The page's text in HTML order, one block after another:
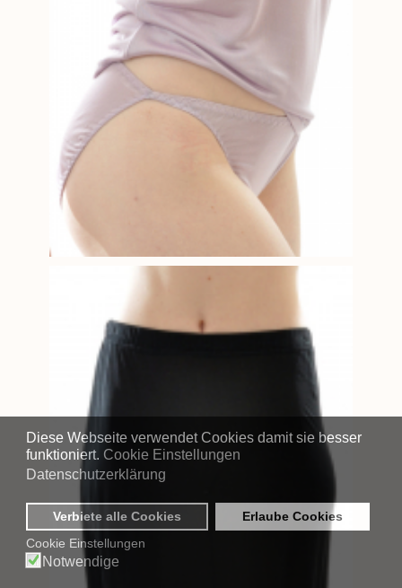
Diese Webseite verwendet Cookies damit sie besser
funktioniert. Cookie Einstellungen
Datenschutzerklärung
Verbiete alle Cookies
Erlaube Cookies
Cookie Einstellungen
Notwendige